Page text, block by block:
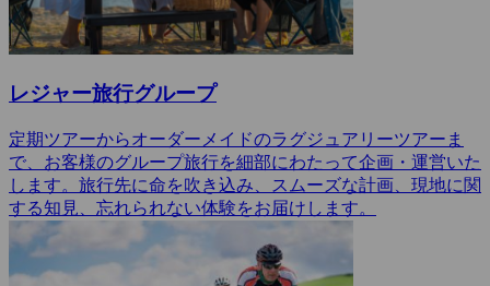
レジャー旅行グループ
定期ツアーからオーダーメイドのラグジュアリーツアーま
で、お客様のグループ旅行を細部にわたって企画・運営いた
します。旅行先に命を吹き込み、スムーズな計画、現地に関
する知見、忘れられない体験をお届けします。